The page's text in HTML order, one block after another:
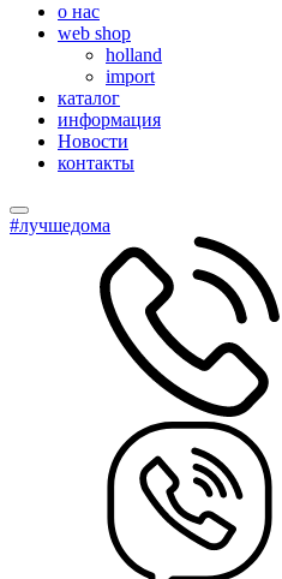
о нас
web shop
holland
import
каталог
информация
Новости
контакты
#лучшедома